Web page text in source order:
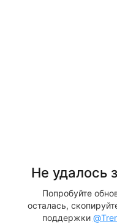
Не удалось
Попробуйте
осталась,
поддержки